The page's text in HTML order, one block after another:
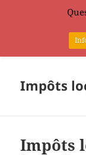
Impôts
Impôts